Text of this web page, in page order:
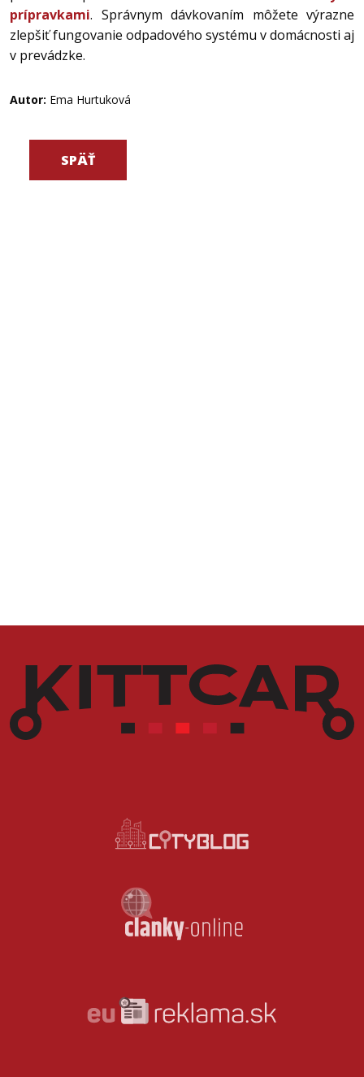
prípravkami. Správnym dávkovaním môžete výrazne
zlepšiť fungovanie odpadového systému v domácnosti aj
v prevádzke.
Autor: Ema Hurtuková
SPÄŤ